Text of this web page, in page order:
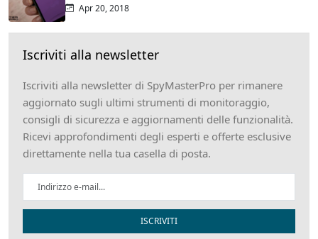
Apr 20, 2018
Iscriviti alla newsletter
Iscriviti alla newsletter di SpyMasterPro per rimanere
aggiornato sugli ultimi strumenti di monitoraggio,
consigli di sicurezza e aggiornamenti delle funzionalità.
Ricevi approfondimenti degli esperti e offerte esclusive
direttamente nella tua casella di posta.
ISCRIVITI